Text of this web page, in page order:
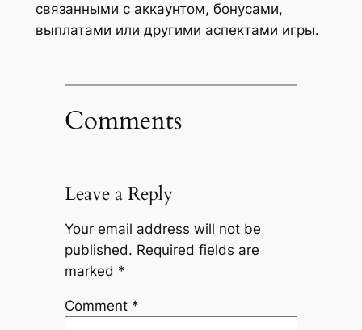
связанными с аккаунтом, бонусами,
выплатами или другими аспектами игры.
Comments
Leave a Reply
Your email address will not be
published. Required fields are
marked *
Comment *